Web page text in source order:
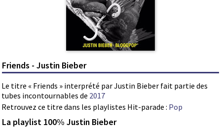
Friends - Justin Bieber
Le titre « Friends » interprété par Justin Bieber fait partie des
tubes incontournables de 2017
Retrouvez ce titre dans les playlistes Hit-parade : Pop
La playlist 100% Justin Bieber